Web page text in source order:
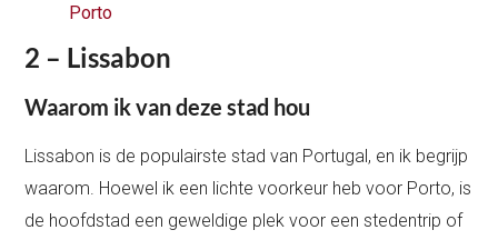
Porto
2 – Lissabon
Waarom ik van deze stad hou
Lissabon is de populairste stad van Portugal, en ik begrijp
waarom. Hoewel ik een lichte voorkeur heb voor Porto, is
de hoofdstad een geweldige plek voor een stedentrip of